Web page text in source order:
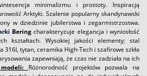
minimalizmu i prostoty. Inspiracją
Arktyki. Szalenie popularny skandynawski
w dziedzinie jubilerstwa i zegarmistrzostwa.
Bering charakteryzuje elegancja i wyniosłość
kształtach. Wysokiej jakości elementy; stal
316l, tytan, ceramika High-Tech i szafirowe szkła
zapewniają, że czas nie zadziała na ich
Różnorodność projektów pozwala na